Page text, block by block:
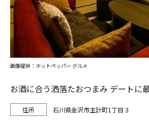
お酒に合う洒落たおつまみ デートに
石川県金沢市主計町1丁目３
画像提供：ホットペッパー グルメ